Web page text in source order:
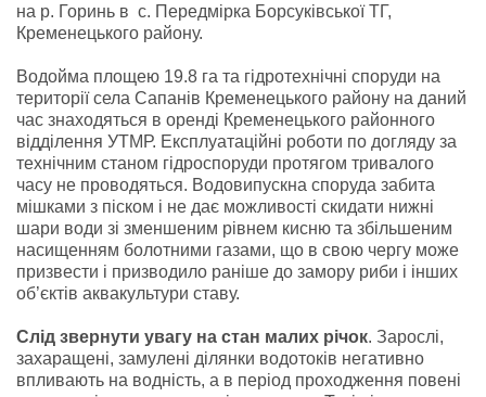
на р. Горинь в с. Передмірка Борсуківської ТГ,
Кременецького району.
Водойма площею 19.8 га та гідротехнічні споруди на
території села Сапанів Кременецького району на даний
час знаходяться в оренді Кременецького районного
відділення УТМР. Експлуатаційні роботи по догляду за
технічним станом гідроспоруди протягом тривалого
часу не проводяться. Водовипускна споруда забита
мішками з піском і не дає можливості скидати нижні
шари води зі зменшеним рівнем кисню та збільшеним
насищенням болотними газами, що в свою чергу може
призвести і призводило раніше до замору риби і інших
об’єктів аквакультури ставу.
Слід звернути увагу на стан малих річок. Зарослі,
захаращені, замулені ділянки водотоків негативно
впливають на водність, а в період проходження повені